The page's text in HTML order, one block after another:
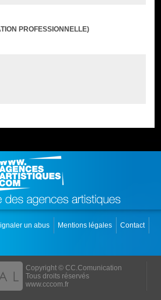
PROFESSIONNELLE)
un abus Mentions légales
Contact
Copyright © CC.Comunication
Tous droits réservés
www.cccom.fr